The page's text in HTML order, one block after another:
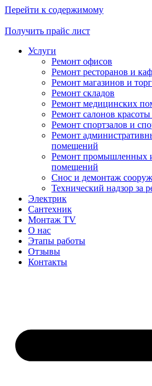
Перейти к содержимому
Получить прайс лист
Услуги
Ремонт офисов
Ремонт ресторанов и
Ремонт магазинов и
Ремонт складов
Ремонт медицинских
Ремонт салонов
Ремонт спортзалов и
Ремонт
помещений
Ремонт промышленных
помещений
Снос и демонтаж
Технический надзор за
Электрик
Сантехник
Монтаж TV
О нас
Этапы работы
Отзывы
Контакты